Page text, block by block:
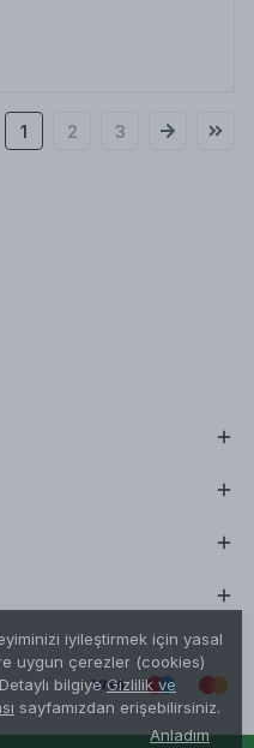
iyileştirmek için yasal
uygun çerezler (cookies)
bilgiyeGizlilik ve
sayfamızdan erişebilirsiniz.
Anladım
1 2 3